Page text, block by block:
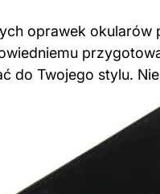
oprawek okularów
do Twojego stylu.